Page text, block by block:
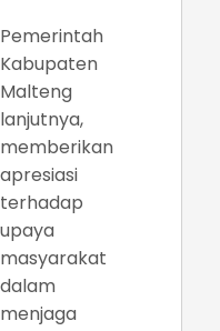
Pemerintah
Kabupaten
Malteng
lanjutnya,
memberikan
apresiasi
terhadap
upaya
masyarakat
dalam
menjaga